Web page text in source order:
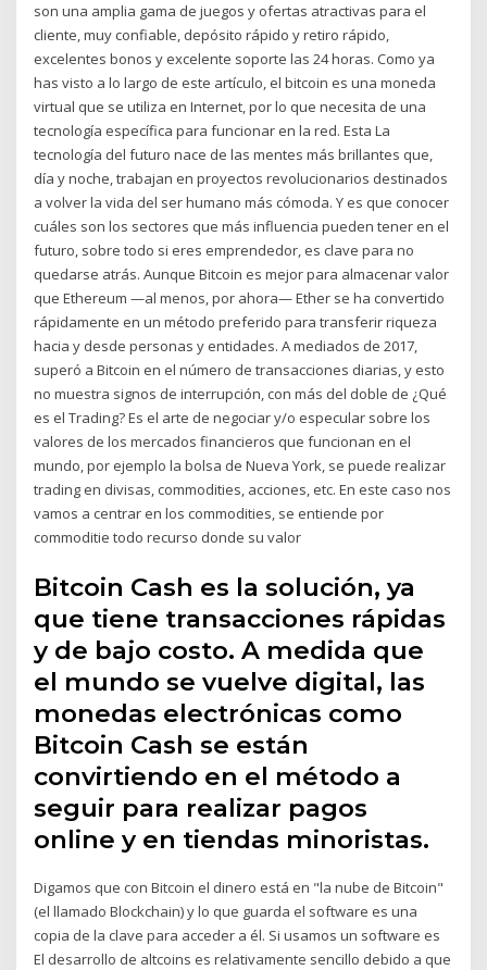
son una amplia gama de juegos y ofertas atractivas para el
cliente, muy confiable, depósito rápido y retiro rápido,
excelentes bonos y excelente soporte las 24 horas. Como ya
has visto a lo largo de este artículo, el bitcoin es una moneda
virtual que se utiliza en Internet, por lo que necesita de una
tecnología específica para funcionar en la red. Esta La
tecnología del futuro nace de las mentes más brillantes que,
día y noche, trabajan en proyectos revolucionarios destinados
a volver la vida del ser humano más cómoda. Y es que conocer
cuáles son los sectores que más influencia pueden tener en el
futuro, sobre todo si eres emprendedor, es clave para no
quedarse atrás. Aunque Bitcoin es mejor para almacenar valor
que Ethereum —al menos, por ahora— Ether se ha convertido
rápidamente en un método preferido para transferir riqueza
hacia y desde personas y entidades. A mediados de 2017,
superó a Bitcoin en el número de transacciones diarias, y esto
no muestra signos de interrupción, con más del doble de ¿Qué
es el Trading? Es el arte de negociar y/o especular sobre los
valores de los mercados financieros que funcionan en el
mundo, por ejemplo la bolsa de Nueva York, se puede realizar
trading en divisas, commodities, acciones, etc. En este caso nos
vamos a centrar en los commodities, se entiende por
commoditie todo recurso donde su valor
Bitcoin Cash es la solución, ya
que tiene transacciones rápidas
y de bajo costo. A medida que
el mundo se vuelve digital, las
monedas electrónicas como
Bitcoin Cash se están
convirtiendo en el método a
seguir para realizar pagos
online y en tiendas minoristas.
Digamos que con Bitcoin el dinero está en "la nube de Bitcoin"
(el llamado Blockchain) y lo que guarda el software es una
copia de la clave para acceder a él. Si usamos un software es
El desarrollo de altcoins es relativamente sencillo debido a que